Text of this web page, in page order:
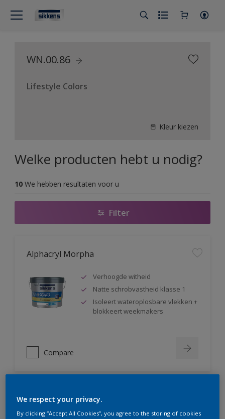
WN.00.86
Lifestyle Colors
Kleur kiezen
Welke producten hebt u nodig?
10 We hebben resultaten voor u
Filter
Alphacryl Morpha
Verhoogde witheid
Natte schrobvastheid klasse 1
Isoleert wateroplosbare vlekken +
blokkeert weekmakers
Compare
Alphacryl Perlino
We respect your privacy.
By clicking “Accept All Cookies”, you agree to the storing of cookies